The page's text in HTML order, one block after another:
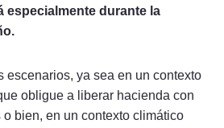
especialmente durante la
escenarios, ya sea en un contexto
obligue a liberar hacienda con
bien, en un contexto climático